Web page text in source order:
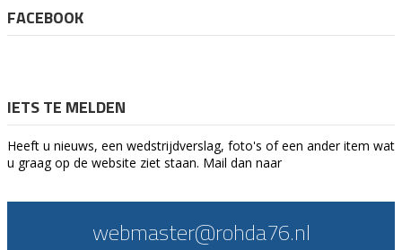
FACEBOOK
IETS TE MELDEN
Heeft u nieuws, een wedstrijdverslag, foto's of een ander item wat
u graag op de website ziet staan. Mail dan naar
webmaster@rohda76.nl